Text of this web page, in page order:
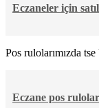
Eczaneler için
Pos rulolarımızda
Eczane pos